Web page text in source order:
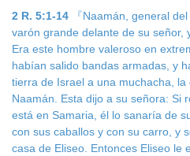
2 R. 5:1-14
『Naamán, general
varón grande delante de su señor,
Era este hombre valeroso en
habían salido bandas armadas, y
tierra de Israel a una muchacha,
Naamán. Esta dijo a su señora: Si
está en Samaria, él lo sanaría de
con sus caballos y con su carro, y
casa de Eliseo. Entonces Eliseo le